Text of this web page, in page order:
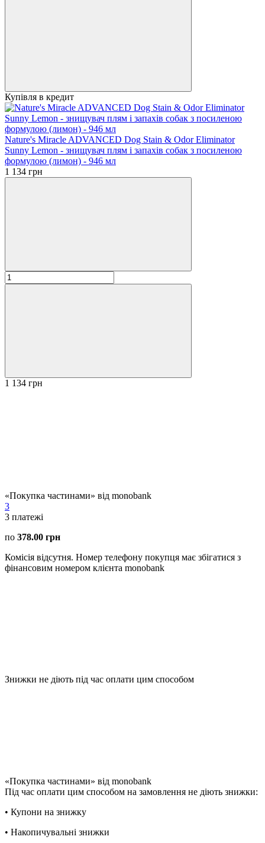
Купівля в кредит
Nature's Miracle ADVANCED Dog Stain & Odor Eliminator
Sunny Lemon - знищувач плям і запахів собак з посиленою
формулою (лимон) - 946 мл
1 134 грн
1 134 грн
«Покупка частинами» від monobank
3
3 платежі
по 378.00 грн
Комісія відсутня. Номер телефону покупця має збігатися з
фінансовим номером клієнта monobank
Знижки не діють під час оплати цим способом
«Покупка частинами» від monobank
Під час оплати цим способом на замовлення не діють знижки:
• Купони на знижку
• Накопичувальні знижки